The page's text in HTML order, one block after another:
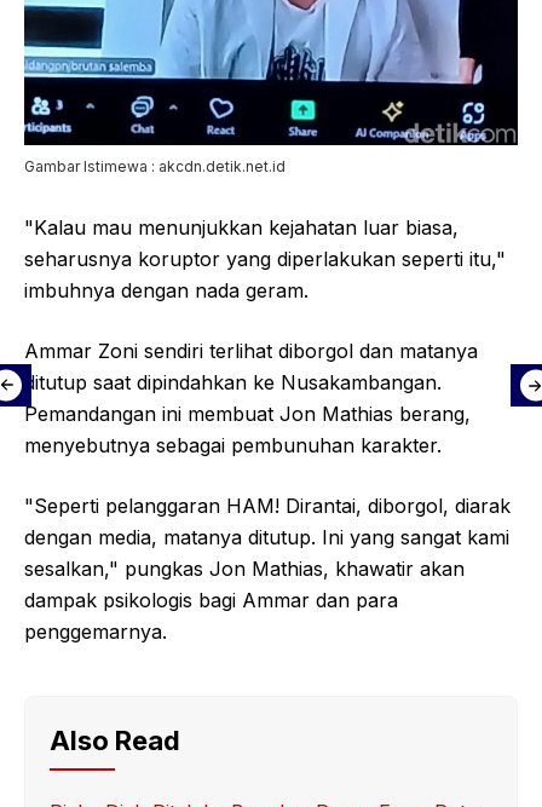
Gambar Istimewa : akcdn.detik.net.id
"Kalau mau menunjukkan kejahatan luar biasa,
seharusnya koruptor yang diperlakukan seperti itu,"
imbuhnya dengan nada geram.
Ammar Zoni sendiri terlihat diborgol dan matanya
ditutup saat dipindahkan ke Nusakambangan.
Pemandangan ini membuat Jon Mathias berang,
menyebutnya sebagai pembunuhan karakter.
"Seperti pelanggaran HAM! Dirantai, diborgol, diarak
dengan media, matanya ditutup. Ini yang sangat kami
sesalkan," pungkas Jon Mathias, khawatir akan
dampak psikologis bagi Ammar dan para
penggemarnya.
Also Read